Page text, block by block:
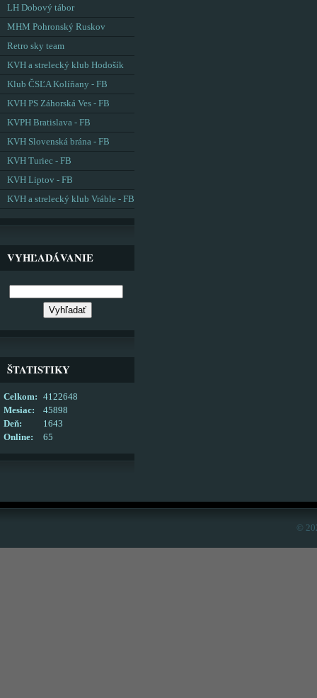
LH Dobový tábor
MHM Pohronský Ruskov
Retro sky team
KVH a strelecký klub Hodošík
Klub ČSĽA Kolíňany - FB
KVH PS Záhorská Ves - FB
KVPH Bratislava - FB
KVH Slovenská brána - FB
KVH Turiec - FB
KVH Liptov - FB
KVH a strelecký klub Vráble - FB
VYHĽADÁVANIE
ŠTATISTIKY
Online: 65
Celkom:
4122648
Mesiac:
45898
Deň:
1643
©